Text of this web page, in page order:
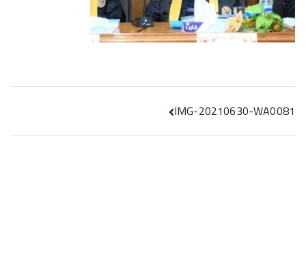
IMG-20210630-WA0081